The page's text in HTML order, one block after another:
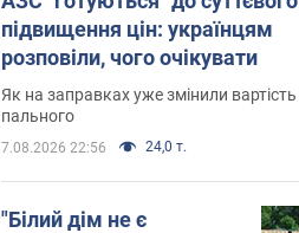
підвищення цін: українцям
розповіли, чого очікувати
Як на заправках уже змінили вартість
пального
7.08.2026 22:56 24,0 т.
"Білий дім не є